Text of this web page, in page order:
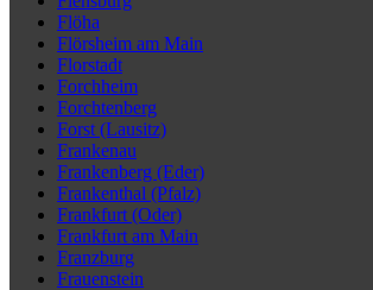
Flöha
Flörsheim am Main
Florstadt
Forchheim
Forchtenberg
Forst (Lausitz)
Frankenau
Frankenberg (Eder)
Frankenthal (Pfalz)
Frankfurt (Oder)
Frankfurt am Main
Franzburg
Frauenstein